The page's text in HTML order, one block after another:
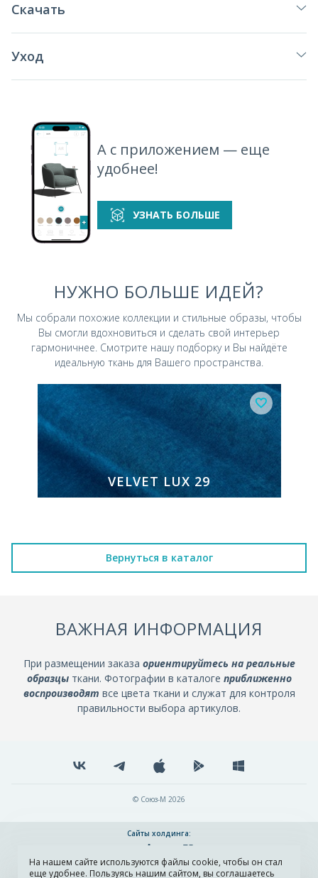
Скачать
Уход
А с приложением — еще
удобнее!
УЗНАТЬ БОЛЬШЕ
НУЖНО БОЛЬШЕ ИДЕЙ?
Мы собрали похожие коллекции и стильные образы, чтобы
Вы смогли вдохновиться и сделать свой интерьер
гармоничнее. Смотрите нашу подборку и Вы найдёте
идеальную ткань для Вашего пространства.
VELVET LUX 29
Вернуться в каталог
ВАЖНАЯ ИНФОРМАЦИЯ
При размещении заказа ориентируйтесь на реальные
образцыткани. Фотографии в каталоге приближенно
воспроизводят все цвета ткани и служат для контроля
правильности выбора артикулов.
© Союз-М 2026
Сайты холдинга:
Разработка и поддержка сайта ADN
На нашем сайте используются файлы cookie, чтобы он стал
еще удобнее. Пользуясь нашим сайтом, вы соглашаетесь